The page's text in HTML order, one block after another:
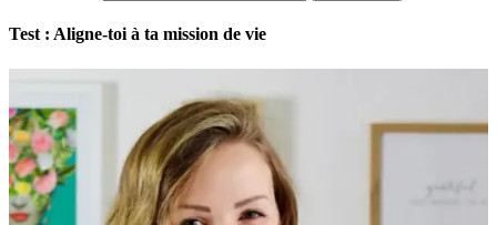
Test : Aligne-toi à ta mission de vie